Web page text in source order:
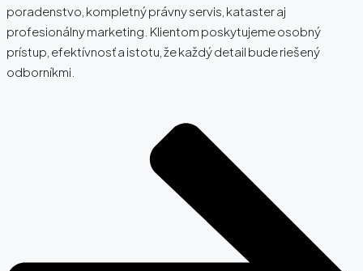
poradenstvo, kompletný právny servis, kataster aj
profesionálny marketing. Klientom poskytujeme osobný
prístup, efektívnosť a istotu, že každý detail bude riešený
odborníkmi.